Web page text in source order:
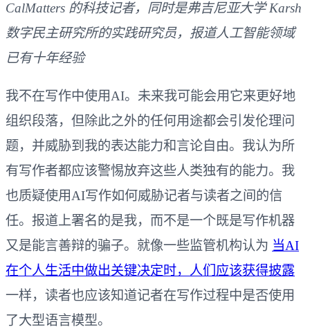
CalMatters 的科技记者，同时是弗吉尼亚大学 Karsh
数字民主研究所的实践研究员，报道人工智能领域
已有十年经验
我不在写作中使用AI。未来我可能会用它来更好地
组织段落，但除此之外的任何用途都会引发伦理问
题，并威胁到我的表达能力和言论自由。我认为所
有写作者都应该警惕放弃这些人类独有的能力。我
也质疑使用AI写作如何威胁记者与读者之间的信
任。报道上署名的是我，而不是一个既是写作机器
又是能言善辩的骗子。就像一些监管机构认为 当AI
在个人生活中做出关键决定时，人们应该获得披露
一样，读者也应该知道记者在写作过程中是否使用
了大型语言模型。